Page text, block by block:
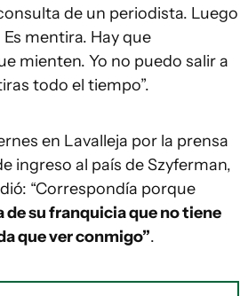
de un periodista. Luego
mentira. Hay que
mienten. Yo no puedo salir a
todo el tiempo”.
en Lavalleja por la prensa
ingreso al país de Szyferman,
“Correspondía porque
de su franquicia que no tiene
que ver conmigo”.